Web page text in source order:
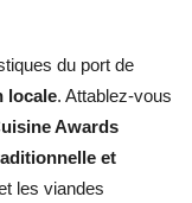
du port de
locale. Attablez-vous
Awards
et
les viandes